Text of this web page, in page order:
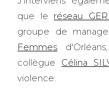
que le réseau
groupe de
Femmes
collègue Célina
violence.